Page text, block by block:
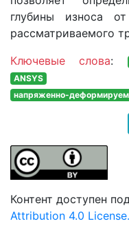
глубины износа
рассматриваемого
Ключевые слова:
ANSYS
напряженно-
Контент доступен
Attribution 4.0 License.